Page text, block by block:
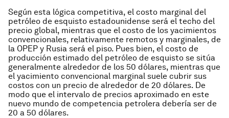
Según esta lógica competitiva, el costo marginal del
petróleo de esquisto estadounidense será el techo del
precio global, mientras que el costo de los yacimientos
convencionales, relativamente remotos y marginales, de
la OPEP y Rusia será el piso. Pues bien, el costo de
producción estimado del petróleo de esquisto se sitúa
generalmente alrededor de los 50 dólares, mientras que
el yacimiento convencional marginal suele cubrir sus
costos con un precio de alrededor de 20 dólares. De
modo que el intervalo de precios aproximado en este
nuevo mundo de competencia petrolera debería ser de
20 a 50 dólares.